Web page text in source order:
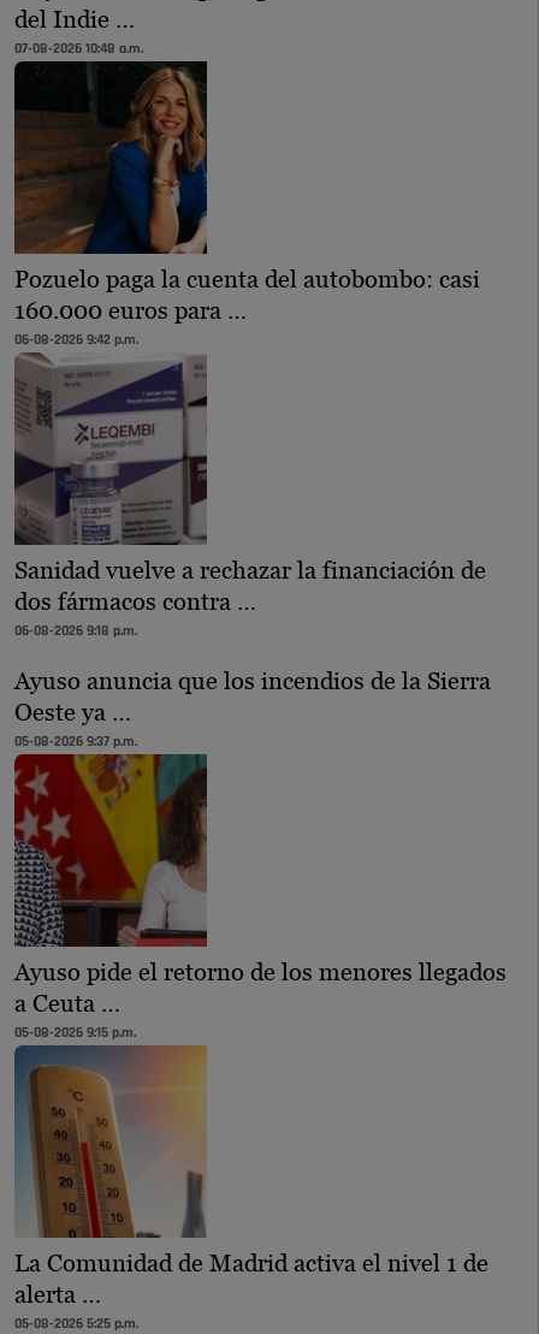
del Indie …
07-08-2026 10:48 a.m.
Pozuelo paga la cuenta del autobombo: casi
160.000 euros para …
06-08-2026 9:42 p.m.
Sanidad vuelve a rechazar la financiación de
dos fármacos contra …
06-08-2026 9:18 p.m.
Ayuso anuncia que los incendios de la Sierra
Oeste ya …
05-08-2026 9:37 p.m.
Ayuso pide el retorno de los menores llegados
a Ceuta …
05-08-2026 9:15 p.m.
La Comunidad de Madrid activa el nivel 1 de
alerta …
05-08-2026 5:25 p.m.